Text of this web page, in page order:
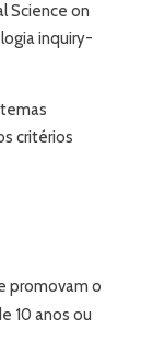
Science on
inquiry-
critérios
promovam o
10 anos ou